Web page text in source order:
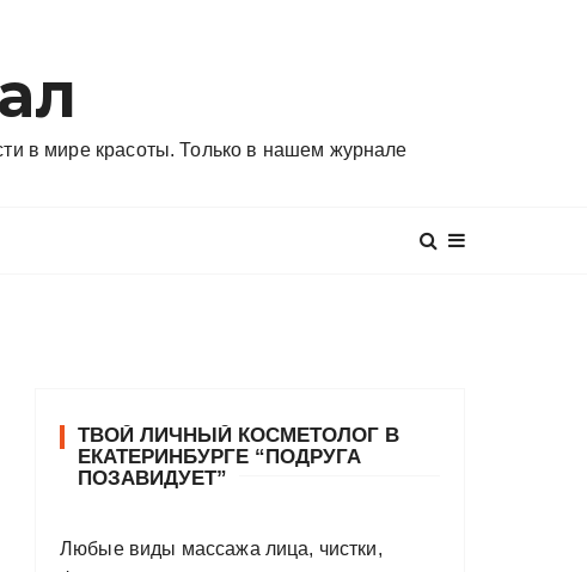
в мире красоты. Только в нашем журнале
ТВОЙ ЛИЧНЫЙ КОСМЕТОЛОГ В
ЕКАТЕРИНБУРГЕ “ПОДРУГА
ПОЗАВИДУЕТ”
Любые виды массажа лица, чистки,